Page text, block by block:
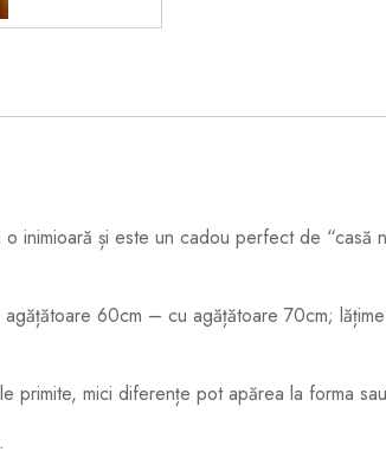
inimioară și este un cadou perfect de
agățătoare 60cm – cu agățătoare 70cm;
primite, mici diferențe pot apărea la forma